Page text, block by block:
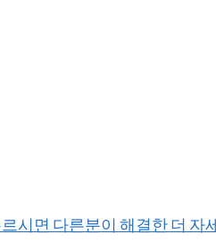
시면 다른분이 해결한 더 자